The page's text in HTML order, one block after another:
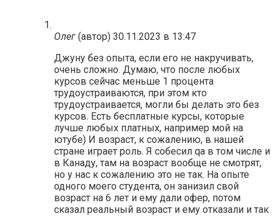
Олег (автор) 30.11.2023 в 13:47
Джуну без опыта, если его не накручивать,
очень сложно. Думаю, что после любых
курсов сейчас меньше 1 процента
трудоустраиваются, при этом кто
трудоустраивается, могли бы делать это без
курсов. Есть бесплатные курсы, которые
лучше любых платных, например мой на
ютубе) И возраст, к сожалению, в нашей
стране играет роль. Я собесил qa в том числе и
в Канаду, там на возраст вообще не смотрят,
но у нас к сожалению это не так. На опыте
одного моего студента, он занизил свой
возраст на 6 лет и ему дали офер, потом
сказал реальный возраст и ему отказали и так